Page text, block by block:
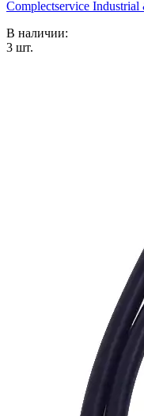
Complectservice
В наличии:
3 шт.